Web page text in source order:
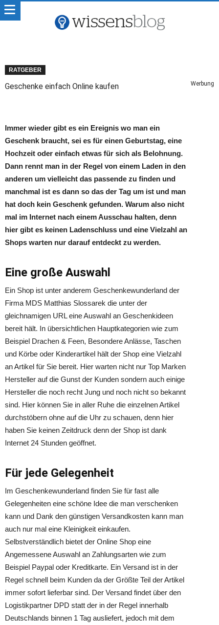
RATGEBER
Geschenke einfach Online kaufen Werbung
Immer wieder gibt es ein Ereignis wo man ein
Geschenk braucht, sei es für einen Geburtstag, eine
Hochzeit oder einfach etwas für sich als Belohnung.
Dann rennt man in der Regel von einem Laden in den
anderen um vielleicht das passende zu finden und
manchmal ist es dann so das der Tag um ist und man
hat doch kein Geschenk gefunden. Warum also nicht
mal im Internet nach einem Ausschau halten, denn
hier gibt es keinen Ladenschluss und eine Vielzahl an
Shops warten nur darauf entdeckt zu werden.
Eine große Auswahl
Ein Shop ist unter anderem Geschenkewunderland der
Firma MDS Matthias Slossarek die unter der
gleichnamigen URL eine Auswahl an Geschenkideen
bereit hält. In übersichtlichen Hauptkategorien wie zum
Beispiel Drachen & Feen, Besondere Anlässe, Taschen
und Körbe oder Kinderartikel hält der Shop eine Vielzahl
an Artikel für Sie bereit. Hier warten nicht nur Top Marken
Hersteller auf die Gunst der Kunden sondern auch einige
Hersteller die noch recht Jung und noch nicht so bekannt
sind. Hier können Sie in aller Ruhe die einzelnen Artikel
durchstöbern ohne auf die Uhr zu schauen, denn hier
haben Sie keinen Zeitdruck denn der Shop ist dank
Internet 24 Stunden geöffnet.
Für jede Gelegenheit
Im Geschenkewunderland finden Sie für fast alle
Gelegenheiten eine schöne Idee die man verschenken
kann und Dank den günstigen Versandkosten kann man
auch nur mal eine Kleinigkeit einkaufen.
Selbstverständlich bietet der Online Shop eine
Angemessene Auswahl an Zahlungsarten wie zum
Beispiel Paypal oder Kreditkarte. Ein Versand ist in der
Regel schnell beim Kunden da der Größte Teil der Artikel
immer sofort lieferbar sind. Der Versand findet über den
Logistikpartner DPD statt der in der Regel innerhalb
Deutschlands binnen 1 Tag ausliefert, jedoch mit dem